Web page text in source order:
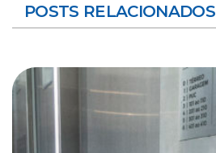
POSTS RELACIONADOS